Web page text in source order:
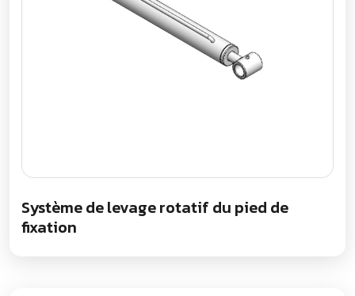
Système de levage rotatif du pied de
fixation